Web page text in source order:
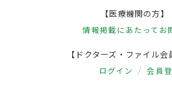
【医療機関の方】
情報掲載にあたって お
【ドクターズ・ファイル会
ログイン 会員